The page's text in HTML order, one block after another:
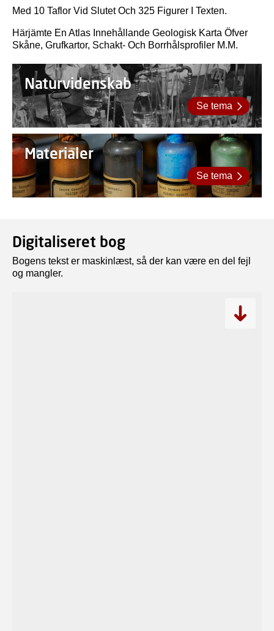
Med 10 Taflor Vid Slutet Och 325 Figurer I Texten.
Härjämte En Atlas Innehållande Geologisk Karta Öfver
Skåne, Grufkartor, Schakt- Och Borrhålsprofiler M.M.
Naturvidenskab
Se tema
Materialer
Se tema
Digitaliseret bog
Bogens tekst er maskinlæst, så der kan være en del fejl
og mangler.